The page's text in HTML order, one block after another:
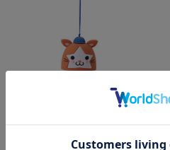
¥2,000(税込)